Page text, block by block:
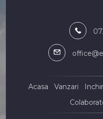
Apartamente de vanzare in
Apartamente de vanzare in
Apartamente de vanzare in
Apartamente de vanzare in
Apartamente de vanzare in
Acasa Vanzari